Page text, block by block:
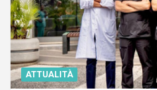
ATTUALITÀ